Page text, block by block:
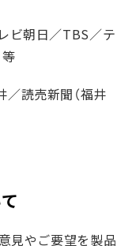
ビ朝日／TBS／テ
／読売新聞（福井
見やご要望を製品